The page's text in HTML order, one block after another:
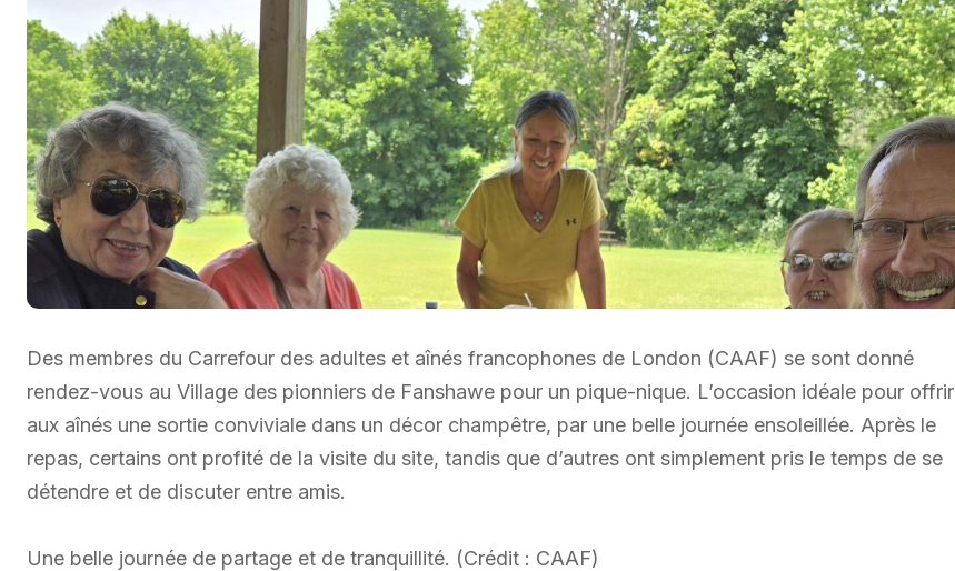
Des membres du Carrefour des adultes et aînés francophones de London (CAAF) se sont donné
rendez-vous au Village des pionniers de Fanshawe pour un pique-nique. L’occasion idéale pour offrir
aux aînés une sortie conviviale dans un décor champêtre, par une belle journée ensoleillée. Après le
repas, certains ont profité de la visite du site, tandis que d’autres ont simplement pris le temps de se
détendre et de discuter entre amis.
Une belle journée de partage et de tranquillité. (Crédit : CAAF)